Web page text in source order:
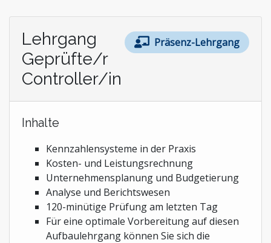
Zoll und Außenhandel
Lehrgang
Geprüfte/r
Controller/in
Präsenz-Lehrgang
Inhalte
Kennzahlensysteme in der Praxis
Kosten- und Leistungsrechnung
Unternehmensplanung und Budgetierung
Analyse und Berichtswesen
120-minütige Prüfung am letzten Tag
Für eine optimale Vorbereitung auf diesen
Aufbaulehrgang können Sie sich die